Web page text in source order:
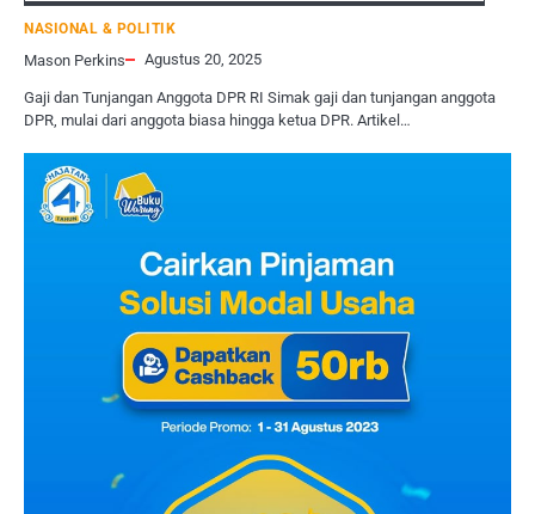
NASIONAL & POLITIK
Mason Perkins Agustus 20, 2025
Gaji dan Tunjangan Anggota DPR RI Simak gaji dan tunjangan anggota
DPR, mulai dari anggota biasa hingga ketua DPR. Artikel…